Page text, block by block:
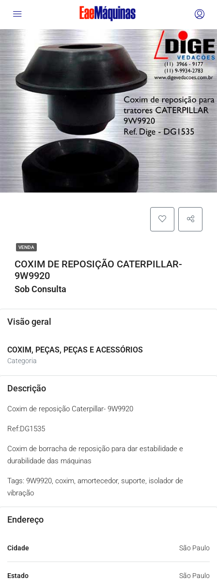
VENDA
COXIM DE REPOSIÇÃO CATERPILLAR-
9W9920
Sob Consulta
Visão geral
COXIM, PEÇAS, PEÇAS E ACESSÓRIOS
Categoria
Descrição
Coxim de reposição Caterpillar- 9W9920
Ref:DG1535
Coxim de borracha de reposição para dar estabilidade e
durabilidade das máquinas
Tags: 9W9920, coxim, amortecedor, suporte, isolador de
vibração
Endereço
Cidade São Paulo
Estado São Paulo